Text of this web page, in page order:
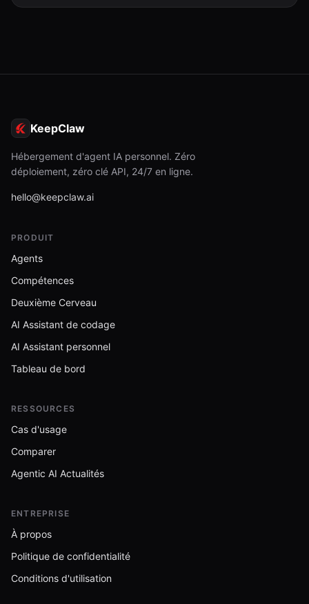
KeepClaw
Hébergement d'agent IA personnel. Zéro
déploiement, zéro clé API, 24/7 en ligne.
hello@keepclaw.ai
PRODUIT
Agents
Compétences
Deuxième Cerveau
AI Assistant de codage
AI Assistant personnel
Tableau de bord
RESSOURCES
Cas d'usage
Comparer
Agentic AI Actualités
ENTREPRISE
À propos
Politique de confidentialité
Conditions d'utilisation